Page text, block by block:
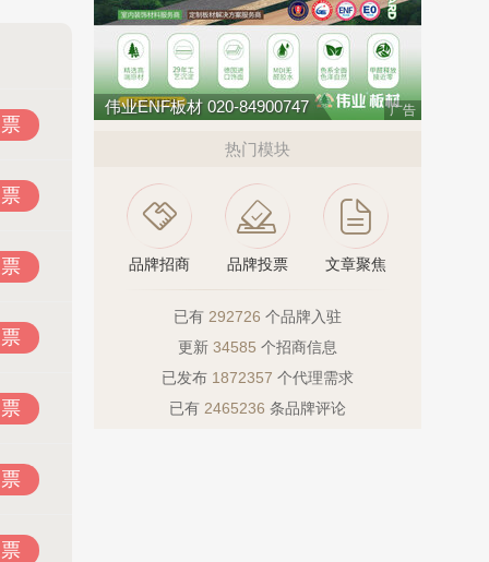
伟业ENF板材 020-84900747 广告
热门模块
品牌招商 品牌投票 文章聚焦
已有 292726 个品牌入驻
更新 34585 个招商信息
已发布 1872357 个代理需求
已有 2465236 条品牌评论